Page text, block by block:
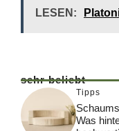
LESEN:
sehr beliebt
Tipps
Was